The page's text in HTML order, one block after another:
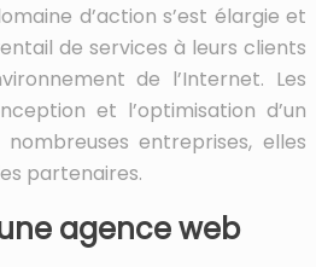
d’action s’est élargie et
de services à leurs clients
de l’Internet. Les
et l’optimisation d’un
entreprises, elles
partenaires.
agence web